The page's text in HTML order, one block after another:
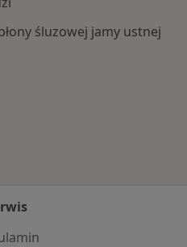
śluzowej jamy ustnej